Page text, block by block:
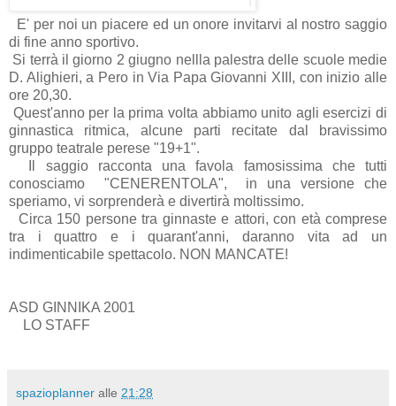
E' per noi un piacere ed un onore invitarvi al nostro saggio
di fine anno sportivo.
Si terrà il giorno 2 giugno nellla palestra delle scuole medie
D. Alighieri, a Pero in Via Papa Giovanni XIII, con inizio alle
ore 20,30.
Quest'anno per la prima volta abbiamo unito agli esercizi di
ginnastica ritmica, alcune parti recitate dal bravissimo
gruppo teatrale perese "19+1".
Il saggio racconta una favola famosissima che tutti
conosciamo "CENERENTOLA", in una versione che
speriamo, vi sorprenderà e divertirà moltissimo.
Circa 150 persone tra ginnaste e attori, con età comprese
tra i quattro e i quarant'anni, daranno vita ad un
indimenticabile spettacolo. NON MANCATE!
ASD GINNIKA 2001
LO STAFF
spazioplanner alle 21:28